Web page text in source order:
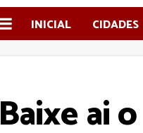
INICIAL CIDADES
Baixe ai